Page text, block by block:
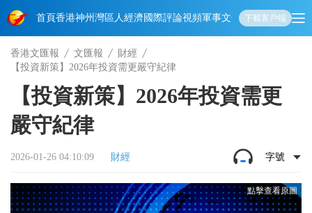
首頁香港神州 灣區人經濟國際評論視頻軍事文化 娛樂生活教育體
下載客戶端
香港文匯報 文匯報
財經
【投資新策】2026年投資需更嚴守紀律
【投資新策】2026年投資需更
嚴守紀律
2026-01-26 04:10:09 財經 字號